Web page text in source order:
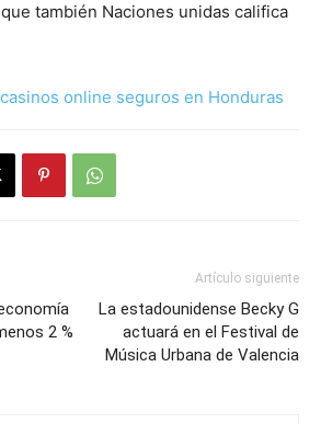
también Naciones unidas califica
online seguros en Honduras
2 %
Artículo siguiente
La estadounidense Becky G
actuará en el Festival de
Música Urbana de Valencia